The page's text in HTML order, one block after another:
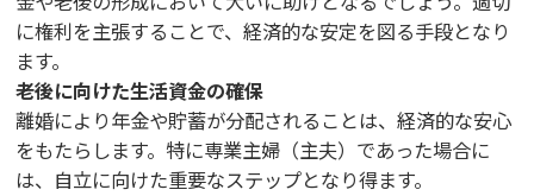
に権利を主張することで、経済的な安定を図る手段となり
ます。
老後に向けた生活資金の確保
離婚により年金や貯蓄が分配されることは、経済的な安心
をもたらします。特に専業主婦（主夫）であった場合に
は、自立に向けた重要なステップとなり得ます。